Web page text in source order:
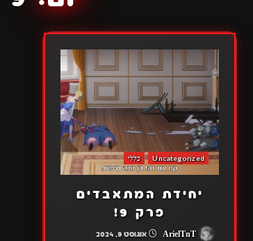
Uncategorized כללי
יחידת המתאבדים
פרק 9!
ArielTnT אוגוסט 9, 2024